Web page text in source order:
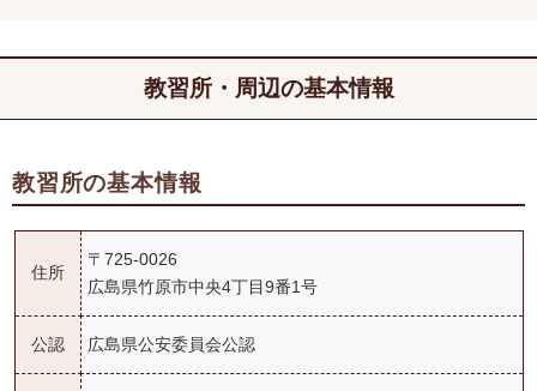
教習所・周辺の基本情報
教習所の基本情報
住所
〒725-0026
広島県竹原市中央4丁目9番1号
公認 広島県公安委員会公認